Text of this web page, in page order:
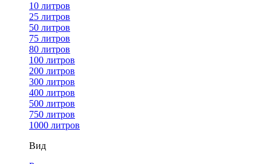
10 литров
25 литров
50 литров
75 литров
80 литров
100 литров
200 литров
300 литров
400 литров
500 литров
750 литров
1000 литров
Вид